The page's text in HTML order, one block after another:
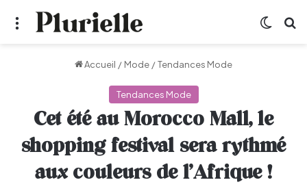
Menu
Accueil / Mode /Tendances Mode
Tendances Mode
Cet été au Morocco Mall, le
shopping festival sera rythmé
aux couleurs de l’Afrique !